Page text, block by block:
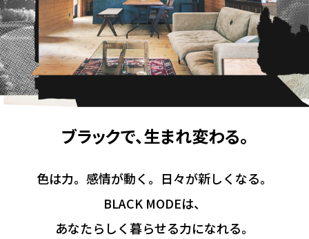
ブラックで、生まれ変わる。
色は力。感情が動く。日々が新しくなる。
BLACK MODEは、
あなたらしく暮らせる力になれる。